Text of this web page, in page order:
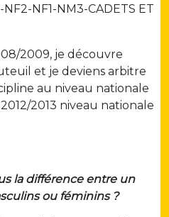
NF1-NM3-CADETS ET
2009, je découvre
et je deviens arbitre
au niveau nationale
2013 niveau nationale
la différence entre un
ou féminins ?